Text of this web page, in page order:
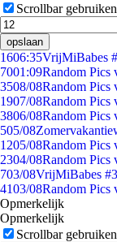
Scrollbar gebruiken
opslaan
1606:35VrijMiBabes
7001:09Random Pics
3508/08Random Pics
1907/08Random Pics
3806/08Random Pics
505/08
1205/08Random Pics
2304/08Random Pics
703/08VrijMiBabes
4103/08Random Pics
Opmerkelijk
Opmerkelijk
Scrollbar gebruiken